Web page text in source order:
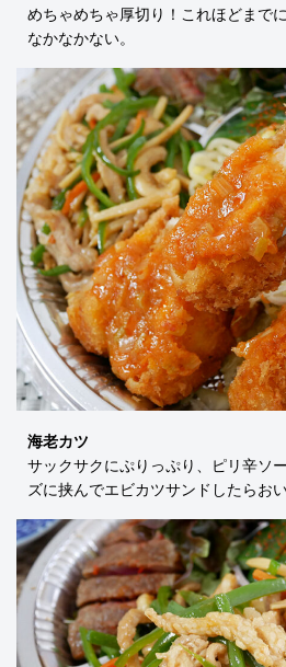
めちゃめちゃ厚切り！これほどまで
なかなかない。
海老カツ
サックサクにぷりっぷり、ピリ辛ソ
ズに挟んでエビカツサンドしたらお